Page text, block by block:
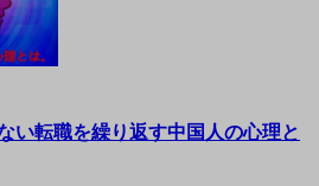
い転職を繰り返す中国人の心理と